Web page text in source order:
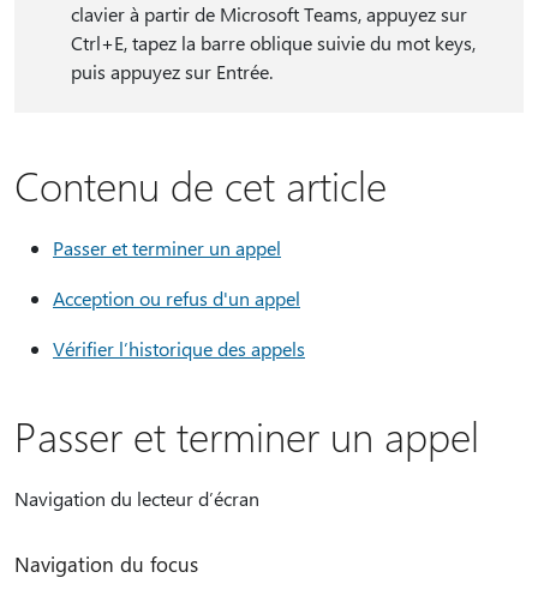
clavier à partir de Microsoft Teams, appuyez sur
Ctrl+E, tapez la barre oblique suivie du mot keys,
puis appuyez sur Entrée.
Contenu de cet article
Passer et terminer un appel
Acception ou refus d'un appel
Vérifier l’historique des appels
Passer et terminer un appel
Navigation du lecteur d’écran
Navigation du focus